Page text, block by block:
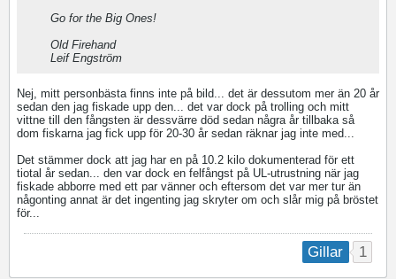
Go for the Big Ones!
Old Firehand
Leif Engström
Nej, mitt personbästa finns inte på bild... det är dessutom mer än 20 år
sedan den jag fiskade upp den... det var dock på trolling och mitt
vittne till den fångsten är dessvärre död sedan några år tillbaka så
dom fiskarna jag fick upp för 20-30 år sedan räknar jag inte med...
Det stämmer dock att jag har en på 10.2 kilo dokumenterad för ett
tiotal år sedan... den var dock en felfångst på UL-utrustning när jag
fiskade abborre med ett par vänner och eftersom det var mer tur än
någonting annat är det ingenting jag skryter om och slår mig på bröstet
för...
Gillar 1